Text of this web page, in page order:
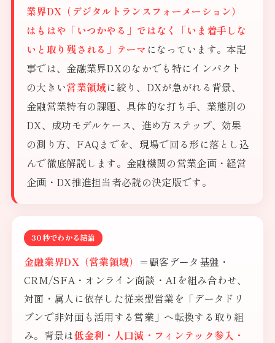
業界DX（デジタルトランスフォーメーション）
はもはや「いつかやる」ではなく「いま着手しな
いと取り残される」テーマ になっています。本記
事では、金融業界DXのなかでも特にインパクト
の大きい営業領域に絞り、DXが急がれる背景、
金融営業特有の課題、具体的な打ち手、業態別の
DX、成功モデルケース、進め方ステップ、効果
の測り方、FAQまでを、現場で回る形に落とし込
んで徹底解説します。金融機関の営業企画・経営
企画・DX推進担当者必読の決定版です。
30秒でわかる結論
金融業界DX（営業領域） ＝顧客データ基盤・
CRM/SFA・オンライン商談・AIを組み合わせ、
対面・属人に依存した従来型営業を「データドリ
ブンで非対面も活用する営業」へ転換する取り組
み。背景は低金利・人口減・フィンテック参入・